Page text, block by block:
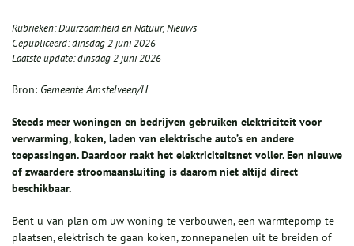
Rubrieken:Duurzaamheid en Natuur,Nieuws
Gepubliceerd:dinsdag 2 juni 2026
Laatste update:dinsdag 2 juni 2026
Bron: Gemeente Amstelveen/H
Steeds meer woningen en bedrijven gebruiken elektriciteit voor
verwarming, koken, laden van elektrische auto’s en andere
toepassingen. Daardoor raakt het elektriciteitsnet voller. Een nieuwe
of zwaardere stroomaansluiting is daarom niet altijd direct
beschikbaar.
Bent u van plan om uw woning te verbouwen, een warmtepomp te
plaatsen, elektrisch te gaan koken, zonnepanelen uit te breiden of